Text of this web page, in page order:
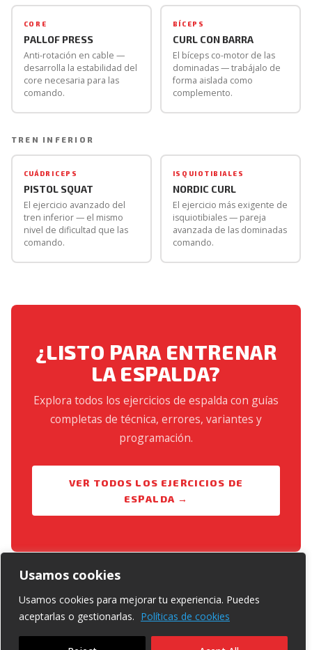
Usamos cookies
Usamos cookies para mejorar tu experiencia. Puedes
aceptarlas o gestionarlas. Políticas de cookies
CORE
PALLOF PRESS
Anti-rotación en cable —
desarrolla la estabilidad del
core necesaria para las
comando.
BÍCEPS
CURL CON BARRA
El bíceps co-motor de las
dominadas — trabájalo de
forma aislada como
complemento.
TREN INFERIOR
CUÁDRICEPS
PISTOL SQUAT
El ejercicio avanzado del
tren inferior — el mismo
nivel de dificultad que las
comando.
ISQUIOTIBIALES
NORDIC CURL
El ejercicio más exigente de
isquiotibiales — pareja
avanzada de las dominadas
comando.
¿LISTO PARA ENTRENAR
LA ESPALDA?
Explora todos los ejercicios de espalda con guías
completas de técnica, errores, variantes y
programación.
VER TODOS LOS EJERCICIOS DE
ESPALDA →